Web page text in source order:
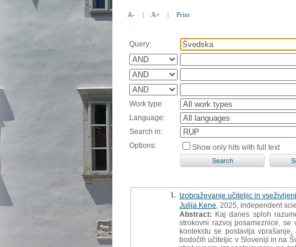
A- | A+ | Print
Query:
Work type:
Language:
Search in:
Options:
Show only hits with full text
1. Izobraževanje učiteljic in
Julija Kene , 2025, independent
Abstract: Kaj danes sploh
strokovni razvoj posameznice,
kontekstu se postavlja
bodočih učiteljic v Sloveniji in na